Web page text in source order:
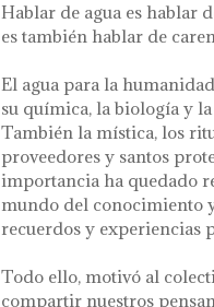
Hablar de agua es hablar
es también hablar de
El agua para la
su química, la biología y
También la mística, los
proveedores y santos
importancia ha quedado
mundo del conocimiento
recuerdos y experiencias
Todo ello, motivó al
compartir nuestros